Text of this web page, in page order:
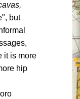
but
it is more
hip